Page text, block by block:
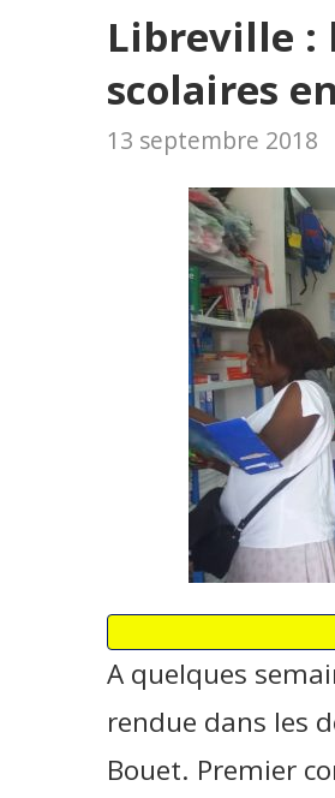
Libreville :
scolaires
13 septembre 2018
A quelques
rendue dans les
Bouet. Premier